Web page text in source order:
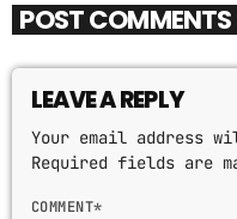
POST
LEAVE A REPLY
Your email address
Required fields are
COMMENT*